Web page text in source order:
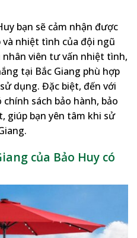
bạn sẽ cảm nhận được
nhiệt tình của đội ngũ
nhân viên tư vấn nhiệt tình,
tại Bắc Giang phù hợp
dụng. Đặc biệt, đến với
sách bảo hành, bảo
giúp bạn yên tâm khi sử
của Bảo Huy có